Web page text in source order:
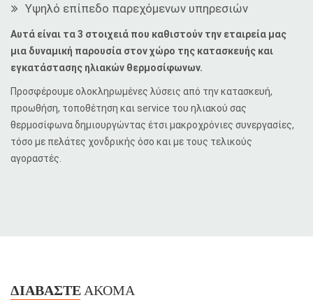
Υψηλό επίπεδο παρεχόμενων υπηρεσιών
Αυτά είναι τα 3 στοιχειά που καθιστούν την εταιρεία μας
μια δυναμική παρουσία στον χώρο της κατασκευής και
εγκατάστασης ηλιακών θερμοσίφωνων.
Προσφέρουμε ολοκληρωμένες λύσεις από την κατασκευή,
προωθήση, τοποθέτηση και service του ηλιακού σας
θερμοσίφωνα δημιουργώντας έτσι μακροχρόνιες συνεργασίες,
τόσο με πελάτες χονδρικής όσο και με τους τελικούς
αγοραστές.
ΔΙΑΒΆΣΤΕ ΑΚΌΜΑ